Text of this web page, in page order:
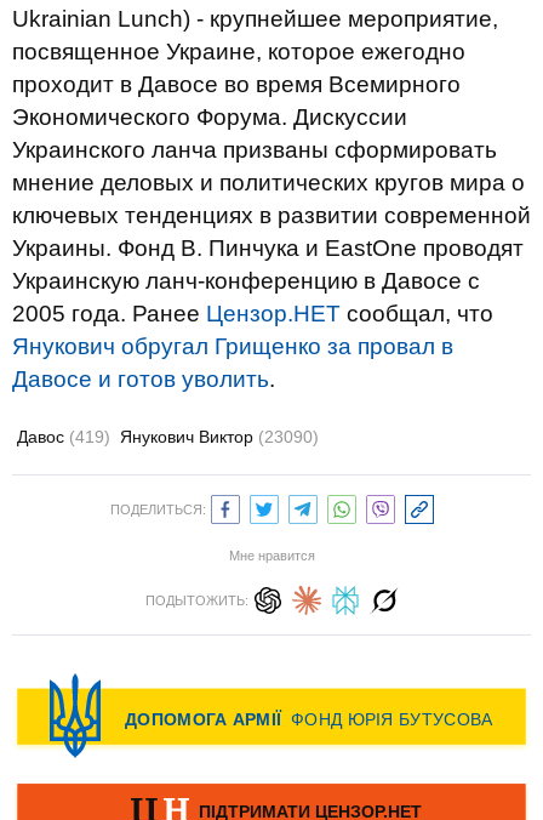
Ukrainian Lunch) - крупнейшее мероприятие,
посвященное Украине, которое ежегодно
проходит в Давосе во время Всемирного
Экономического Форума. Дискуссии
Украинского ланча призваны сформировать
мнение деловых и политических кругов мира о
ключевых тенденциях в развитии современной
Украины. Фонд В. Пинчука и EastOne проводят
Украинскую ланч-конференцию в Давосе с
2005 года. Ранее Цензор.НЕТ сообщал, что
Янукович обругал Грищенко за провал в
Давосе и готов уволить.
Давос (419) Янукович Виктор (23090)
ПОДЕЛИТЬСЯ:
Мне нравится
ПОДЫТОЖИТЬ: